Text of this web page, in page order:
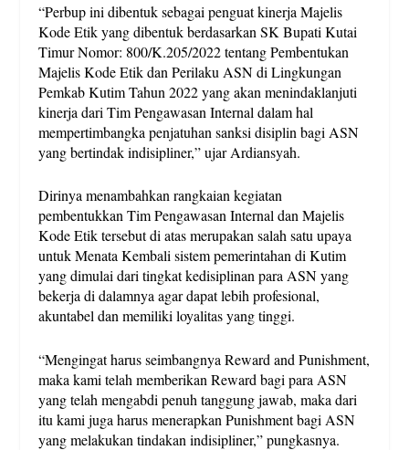
“Perbup ini dibentuk sebagai penguat kinerja Majelis
Kode Etik yang dibentuk berdasarkan SK Bupati Kutai
Timur Nomor: 800/K.205/2022 tentang Pembentukan
Majelis Kode Etik dan Perilaku ASN di Lingkungan
Pemkab Kutim Tahun 2022 yang akan menindaklanjuti
kinerja dari Tim Pengawasan Internal dalam hal
mempertimbangka penjatuhan sanksi disiplin bagi ASN
yang bertindak indisipliner,” ujar Ardiansyah.
Dirinya menambahkan rangkaian kegiatan
pembentukkan Tim Pengawasan Internal dan Majelis
Kode Etik tersebut di atas merupakan salah satu upaya
untuk Menata Kembali sistem pemerintahan di Kutim
yang dimulai dari tingkat kedisiplinan para ASN yang
bekerja di dalamnya agar dapat lebih profesional,
akuntabel dan memiliki loyalitas yang tinggi.
“Mengingat harus seimbangnya Reward and Punishment,
maka kami telah memberikan Reward bagi para ASN
yang telah mengabdi penuh tanggung jawab, maka dari
itu kami juga harus menerapkan Punishment bagi ASN
yang melakukan tindakan indisipliner,” pungkasnya.